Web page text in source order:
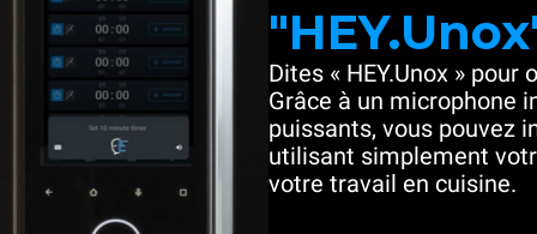
Dites « HEY.Unox »
Grâce à un microphone
puissants, vous pouvez
utilisant simplement
votre travail en cuisine.